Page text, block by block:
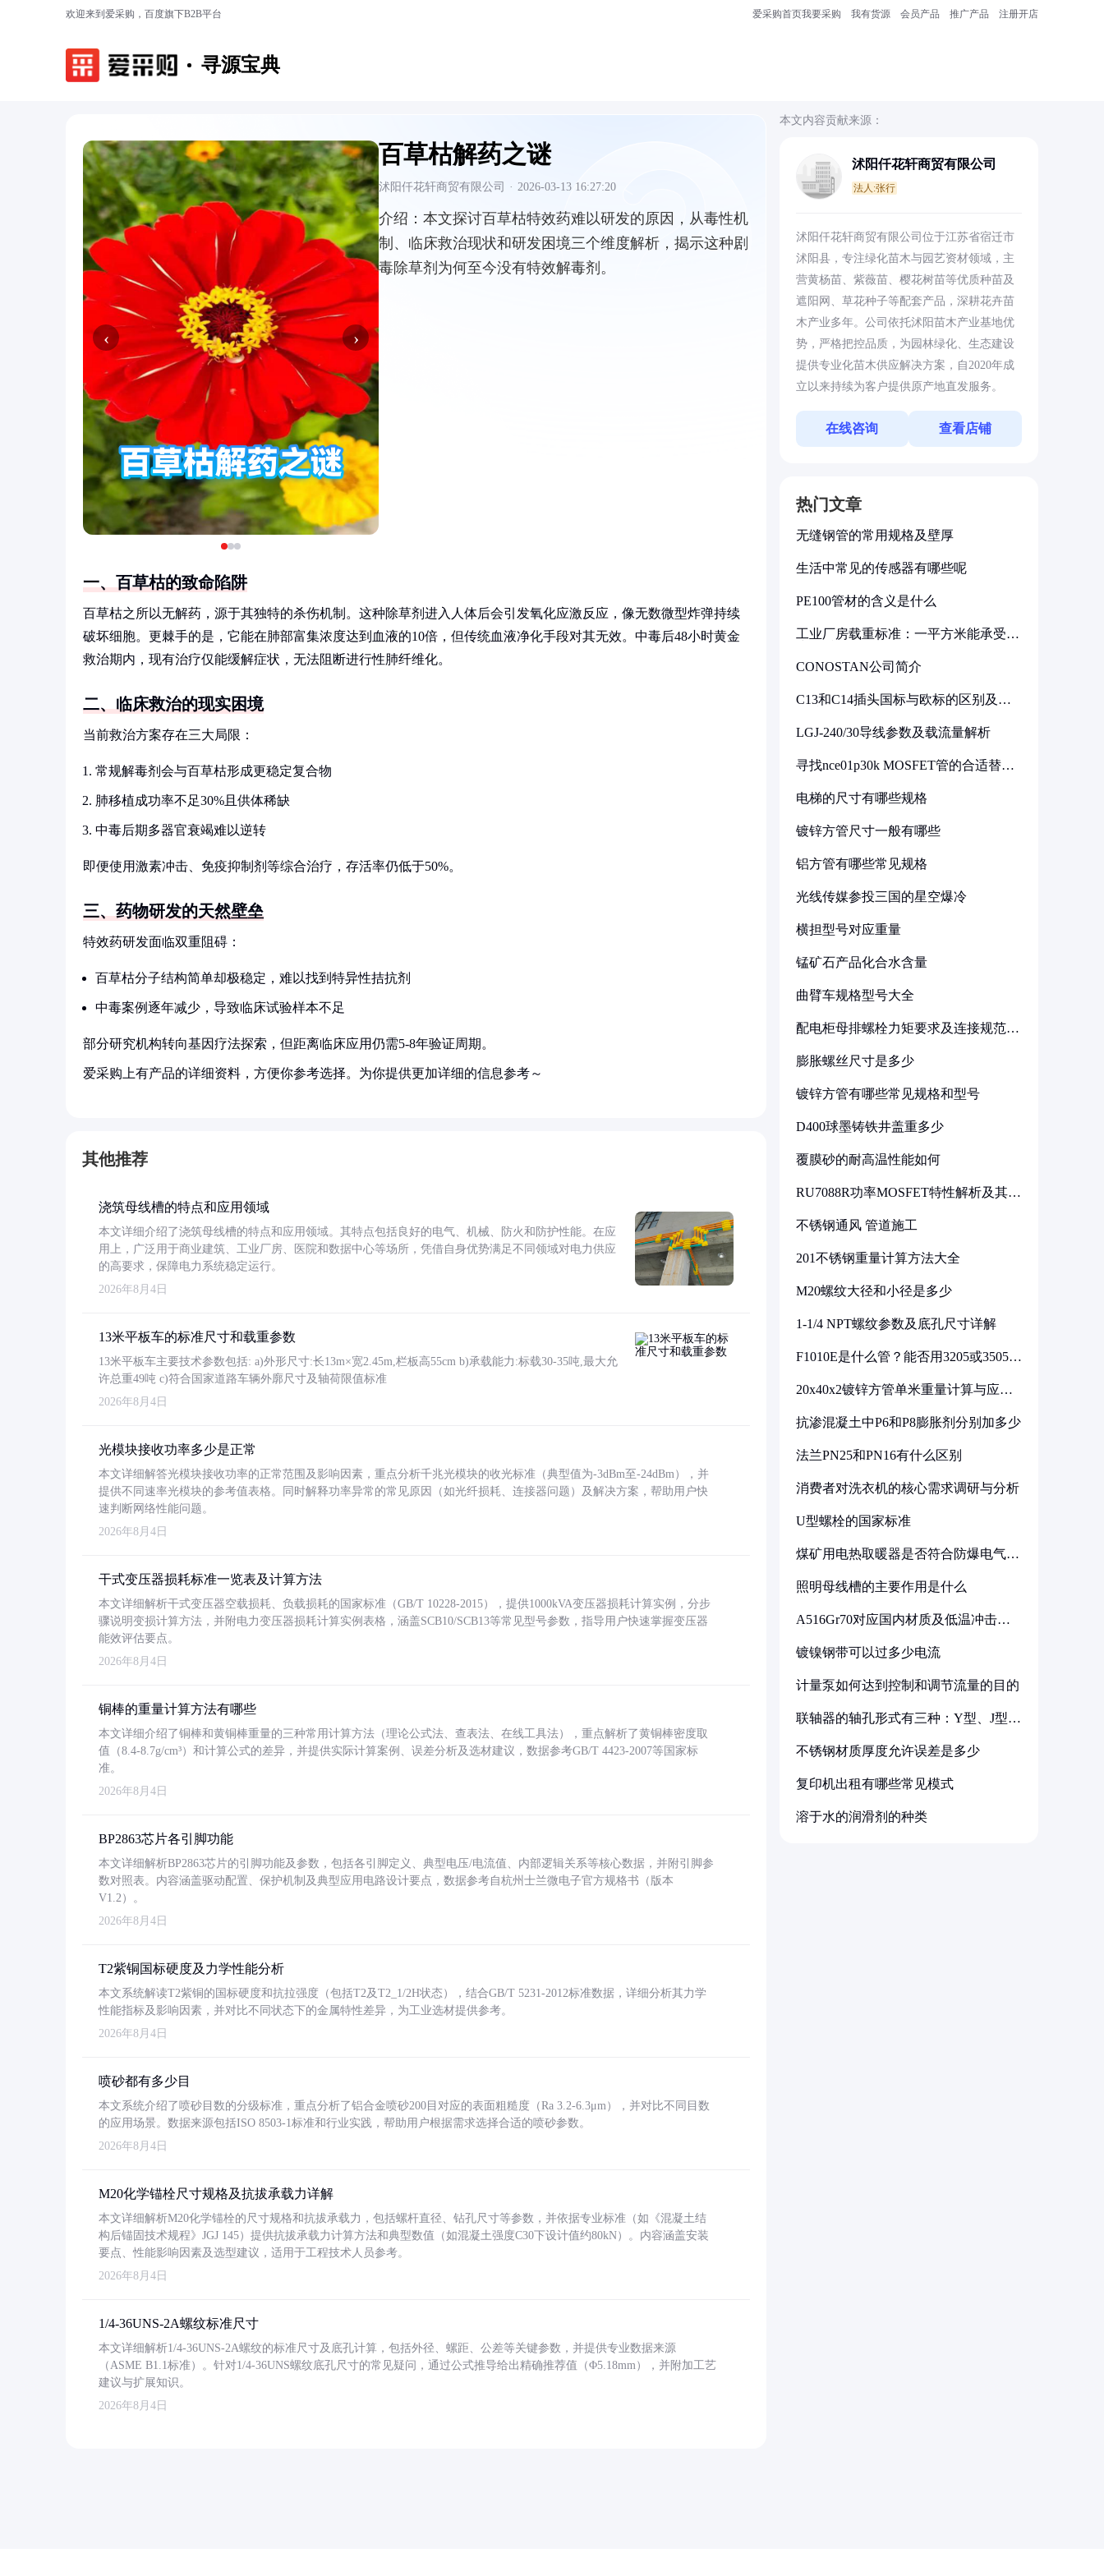
欢迎来到爱采购，百度旗下B2B平台 爱采购首页我要采购 我有货源 会员产品 推广产品 注册开店
寻源宝典
‹ ›
百草枯解药之谜
沭阳仟花轩商贸有限公司 · 2026-03-13 16:27:20
介绍： 本文探讨百草枯特效药难以研发的原因，从毒性机
制、临床救治现状和研发困境三个维度解析，揭示这种剧
毒除草剂为何至今没有特效解毒剂。
一、百草枯的致命陷阱
百草枯之所以无解药，源于其独特的杀伤机制。这种除草剂进入人体后会引发氧化应激反应，像无数微型炸弹持续
破坏细胞。更棘手的是，它能在肺部富集浓度达到血液的10倍，但传统血液净化手段对其无效。中毒后48小时黄金
救治期内，现有治疗仅能缓解症状，无法阻断进行性肺纤维化。
二、临床救治的现实困境
当前救治方案存在三大局限：
常规解毒剂会与百草枯形成更稳定复合物
肺移植成功率不足30%且供体稀缺
中毒后期多器官衰竭难以逆转
即便使用激素冲击、免疫抑制剂等综合治疗，存活率仍低于50%。
三、药物研发的天然壁垒
特效药研发面临双重阻碍：
百草枯分子结构简单却极稳定，难以找到特异性拮抗剂
中毒案例逐年减少，导致临床试验样本不足
部分研究机构转向基因疗法探索，但距离临床应用仍需5-8年验证周期。
爱采购上有产品的详细资料，方便你参考选择。为你提供更加详细的信息参考～
其他推荐
浇筑母线槽的特点和应用领域
本文详细介绍了浇筑母线槽的特点和应用领域。其特点包括良好的电气、机械、防火和防护性能。在应
用上，广泛用于商业建筑、工业厂房、医院和数据中心等场所，凭借自身优势满足不同领域对电力供应
的高要求，保障电力系统稳定运行。
2026年8月4日
13米平板车的标准尺寸和载重参数
13米平板车主要技术参数包括: a)外形尺寸:长13m×宽2.45m,栏板高55cm b)承载能力:标载30-35吨,最大允
许总重49吨 c)符合国家道路车辆外廓尺寸及轴荷限值标准
2026年8月4日
光模块接收功率多少是正常
本文详细解答光模块接收功率的正常范围及影响因素，重点分析千兆光模块的收光标准（典型值为-3dBm至-24dBm），并
提供不同速率光模块的参考值表格。同时解释功率异常的常见原因（如光纤损耗、连接器问题）及解决方案，帮助用户快
速判断网络性能问题。
2026年8月4日
干式变压器损耗标准一览表及计算方法
本文详细解析干式变压器空载损耗、负载损耗的国家标准（GB/T 10228-2015），提供1000kVA变压器损耗计算实例，分步
骤说明变损计算方法，并附电力变压器损耗计算实例表格，涵盖SCB10/SCB13等常见型号参数，指导用户快速掌握变压器
能效评估要点。
2026年8月4日
铜棒的重量计算方法有哪些
本文详细介绍了铜棒和黄铜棒重量的三种常用计算方法（理论公式法、查表法、在线工具法），重点解析了黄铜棒密度取
值（8.4-8.7g/cm³）和计算公式的差异，并提供实际计算案例、误差分析及选材建议，数据参考GB/T 4423-2007等国家标
准。
2026年8月4日
BP2863芯片各引脚功能
本文详细解析BP2863芯片的引脚功能及参数，包括各引脚定义、典型电压/电流值、内部逻辑关系等核心数据，并附引脚参
数对照表。内容涵盖驱动配置、保护机制及典型应用电路设计要点，数据参考自杭州士兰微电子官方规格书（版本
V1.2）。
2026年8月4日
T2紫铜国标硬度及力学性能分析
本文系统解读T2紫铜的国标硬度和抗拉强度（包括T2及T2_1/2H状态），结合GB/T 5231-2012标准数据，详细分析其力学
性能指标及影响因素，并对比不同状态下的金属特性差异，为工业选材提供参考。
2026年8月4日
喷砂都有多少目
本文系统介绍了喷砂目数的分级标准，重点分析了铝合金喷砂200目对应的表面粗糙度（Ra 3.2-6.3μm），并对比不同目数
的应用场景。数据来源包括ISO 8503-1标准和行业实践，帮助用户根据需求选择合适的喷砂参数。
2026年8月4日
M20化学锚栓尺寸规格及抗拔承载力详解
本文详细解析M20化学锚栓的尺寸规格和抗拔承载力，包括螺杆直径、钻孔尺寸等参数，并依据专业标准（如《混凝土结
构后锚固技术规程》JGJ 145）提供抗拔承载力计算方法和典型数值（如混凝土强度C30下设计值约80kN）。内容涵盖安装
要点、性能影响因素及选型建议，适用于工程技术人员参考。
2026年8月4日
1/4-36UNS-2A螺纹标准尺寸
本文详细解析1/4-36UNS-2A螺纹的标准尺寸及底孔计算，包括外径、螺距、公差等关键参数，并提供专业数据来源
（ASME B1.1标准）。针对1/4-36UNS螺纹底孔尺寸的常见疑问，通过公式推导给出精确推荐值（Φ5.18mm），并附加工艺
建议与扩展知识。
2026年8月4日
本文内容贡献来源：
沭阳仟花轩商贸有限公司
法人:张行
沭阳仟花轩商贸有限公司位于江苏省宿迁市
沭阳县，专注绿化苗木与园艺资材领域，主
营黄杨苗、紫薇苗、樱花树苗等优质种苗及
遮阳网、草花种子等配套产品，深耕花卉苗
木产业多年。公司依托沭阳苗木产业基地优
势，严格把控品质，为园林绿化、生态建设
提供专业化苗木供应解决方案，自2020年成
立以来持续为客户提供原产地直发服务。
在线咨询 查看店铺
热门文章
无缝钢管的常用规格及壁厚
生活中常见的传感器有哪些呢
PE100管材的含义是什么
工业厂房载重标准：一平方米能承受多
CONOSTAN公司简介
C13和C14插头国标与欧标的区别及其
LGJ-240/30导线参数及载流量解析
寻找nce01p30k MOSFET管的合适替代
电梯的尺寸有哪些规格
镀锌方管尺寸一般有哪些
铝方管有哪些常见规格
光线传媒参投三国的星空爆冷
横担型号对应重量
锰矿石产品化合水含量
曲臂车规格型号大全
配电柜母排螺栓力矩要求及连接规范详
膨胀螺丝尺寸是多少
镀锌方管有哪些常见规格和型号
D400球墨铸铁井盖重多少
覆膜砂的耐高温性能如何
RU7088R功率MOSFET特性解析及其在
不锈钢通风 管道施工
201不锈钢重量计算方法大全
M20螺纹大径和小径是多少
1-1/4 NPT螺纹参数及底孔尺寸详解
F1010E是什么管？能否用3205或3505代
20x40x2镀锌方管单米重量计算与应用
抗渗混凝土中P6和P8膨胀剂分别加多少
法兰PN25和PN16有什么区别
消费者对洗衣机的核心需求调研与分析
U型螺栓的国家标准
煤矿用电热取暖器是否符合防爆电气设
照明母线槽的主要作用是什么
A516Gr70对应国内材质及低温冲击要
镀镍钢带可以过多少电流
计量泵如何达到控制和调节流量的目的
联轴器的轴孔形式有三种：Y型、J型、
不锈钢材质厚度允许误差是多少
复印机出租有哪些常见模式
溶于水的润滑剂的种类